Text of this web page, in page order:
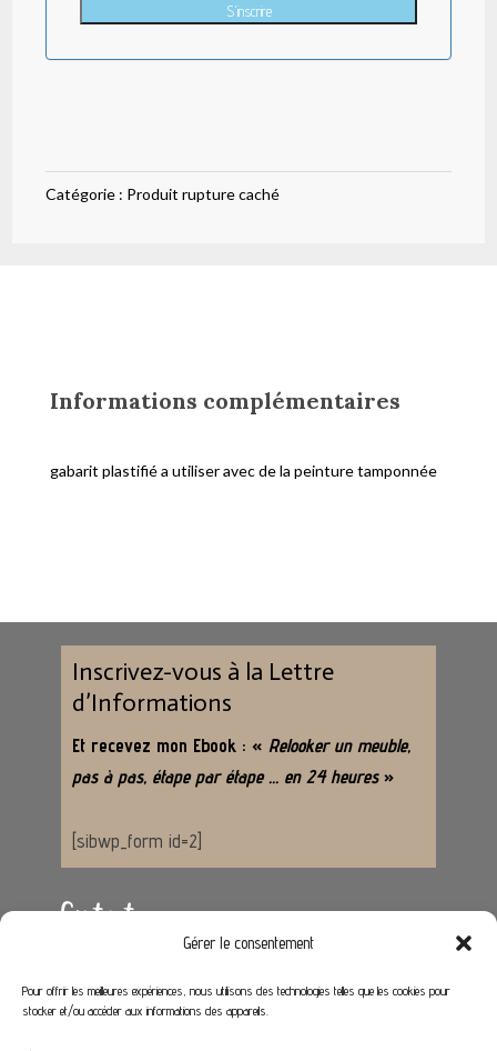
Gérer le consentement
Pour offrir les meilleures expériences, nous utilisons des technologies telles que les cookies pour
stocker et/ou accéder aux informations des appareils.
S'inscrire
Catégorie : Produit rupture caché
Informations complémentaires
gabarit plastifié a utiliser avec de la peinture tamponnée
Inscrivez-vous à la Lettre
d’Informations
Et recevez mon Ebook : « Relooker un meuble,
pas à pas, étape par étape … en 24 heures »
[sibwp_form id=2]
Contact
contact@stephaniedeco.fr